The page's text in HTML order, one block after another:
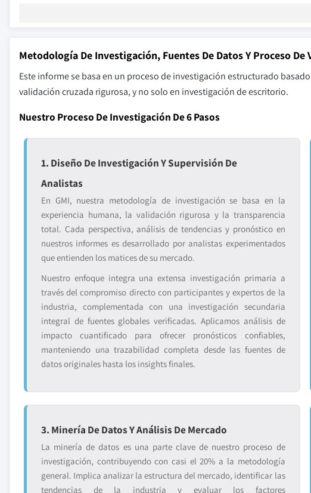
Metodología De Investigación, Fuentes De Datos Y Proceso De
Este informe se basa en un proceso de investigación estructurado
validación cruzada rigurosa, y no solo en investigación de escritorio.
Nuestro Proceso De Investigación De 6 Pasos
1. Diseño De Investigación Y Supervisión De
Analistas
En GMI, nuestra metodología de investigación se basa en la
experiencia humana, la validación rigurosa y la transparencia
total. Cada perspectiva, análisis de tendencias y pronóstico en
nuestros informes es desarrollado por analistas experimentados
que entienden los matices de su mercado.
Nuestro enfoque integra una extensa investigación primaria a
través del compromiso directo con participantes y expertos de la
industria, complementada con una investigación secundaria
integral de fuentes globales verificadas. Aplicamos análisis de
impacto cuantificado para ofrecer pronósticos confiables,
manteniendo una trazabilidad completa desde las fuentes de
datos originales hasta los insights finales.
3. Minería De Datos Y Análisis De Mercado
La minería de datos es una parte clave de nuestro proceso de
investigación, contribuyendo con casi el 20% a la metodología
general. Implica analizar la estructura del mercado, identificar las
tendencias de la industria y evaluar los factores